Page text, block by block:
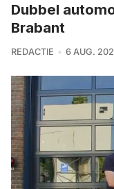
Dubbel
Brabant
REDACTIE 6 AUG.